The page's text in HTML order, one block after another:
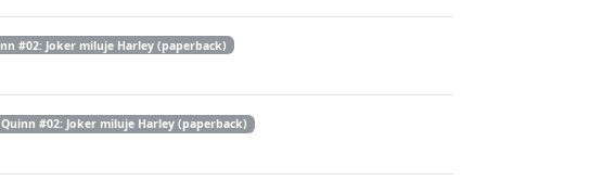
#02: Joker miluje Harley (paperback)
#02: Joker miluje Harley (paperback)